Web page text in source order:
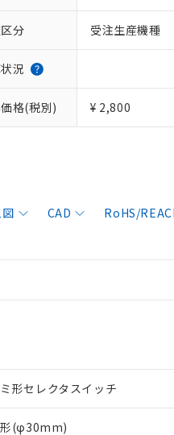
分 受注生産機種
況
格(税別) ¥ 2,800
CAD RoHS/
形セレクタスイッチ
(φ30mm)